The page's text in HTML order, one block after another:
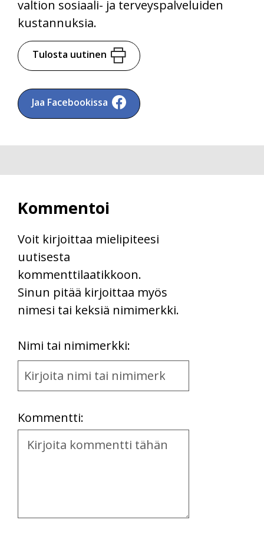
valtion sosiaali- ja terveyspalveluiden
kustannuksia.
Tulosta uutinen
Jaa Facebookissa
Kommentoi
Voit kirjoittaa mielipiteesi
uutisesta
kommenttilaatikkoon.
Sinun pitää kirjoittaa myös
nimesi tai keksiä nimimerkki.
Nimi tai nimimerkki:
Name
and
Kommentti:
Kommentti